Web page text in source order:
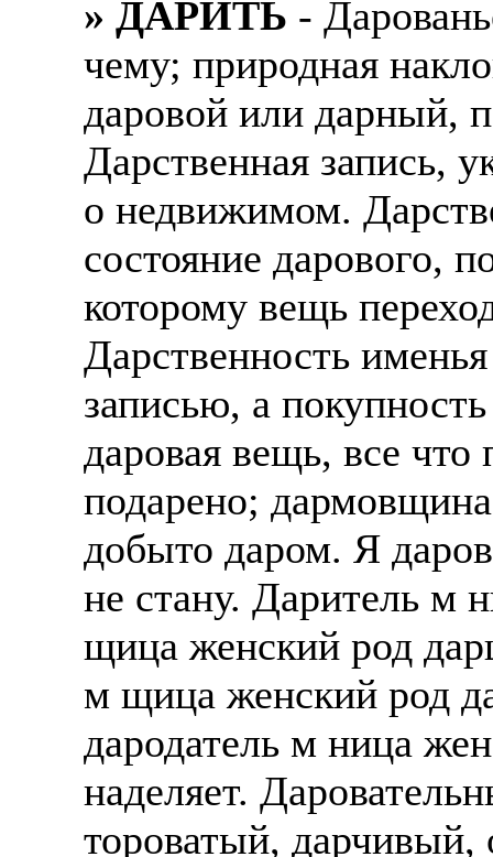
» ДАРИТЬ -
чему; природная
даровой или дарный,
Дарственная запись,
о недвижимом.
состояние дарового,
которому вещь
Дарственность
записью, а
даровая вещь, все что
подарено;
добыто даром. Я
не стану. Даритель м
щица женский род
м щица женский род
дародатель м ница
наделяет.
тороватый,